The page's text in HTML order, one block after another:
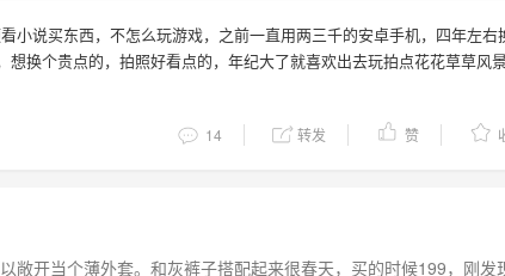
小说买东西，不怎么玩游戏，之前一直用两三千的安卓手机，四年左右
想换个贵点的，拍照好看点的，年纪大了就喜欢出去玩拍点花花草草风
14 转发 赞
敞开当个薄外套。和灰裤子搭配起来很春天，买的时候199，刚发